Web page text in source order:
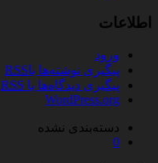
اطلاعات
ورود
پیگیری نوشته‌ها باRSS
پیگیری دیدگاه‌ها با RSS
WordPress.org
دسته‌بندی نشده
0